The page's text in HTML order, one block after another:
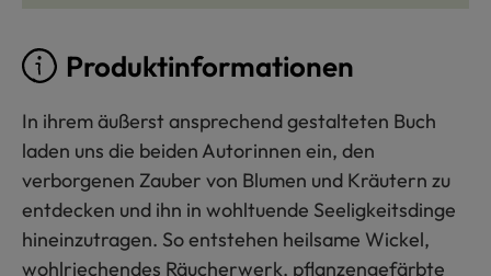
Produktinformationen
In ihrem äußerst ansprechend gestalteten Buch
laden uns die beiden Autorinnen ein, den
verborgenen Zauber von Blumen und Kräutern zu
entdecken und ihn in wohltuende Seeligkeitsdinge
hineinzutragen. So entstehen heilsame Wickel,
wohlriechendes Räucherwerk, pflanzengefärbte